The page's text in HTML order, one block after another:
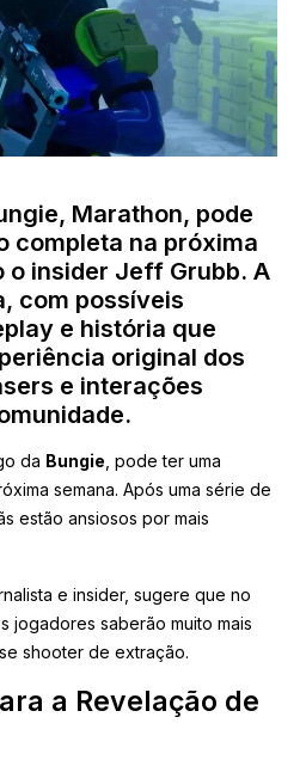
Marathon, pode
completa na próxima
o insider Jeff Grubb. A
com possíveis
e história que
original dos
e interações
da Bungie , pode ter uma
semana. Após uma série de
estão ansiosos por mais
e insider, sugere que no
jogadores saberão muito mais
shooter de extração.
a Revelação de